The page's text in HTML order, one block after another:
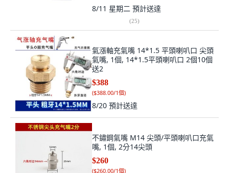
8/11 星期二 預計送達
(25)
氣漲軸充氣嘴 14*1.5 平頭喇叭口 尖頭
氣嘴, 1個, 14*1.5平頭喇叭口 2個10個
送2
$388
($388.00/1個)
8/20 預計送達
不鏽鋼氣嘴 M14 尖頭/平頭喇叭口充氣
嘴, 1個, 2分14尖頭
$260
($260.00/1個)